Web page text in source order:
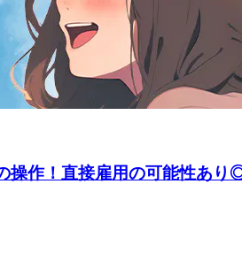
操作！直接雇用の可能性あ